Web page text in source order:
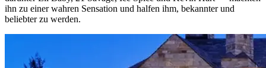
ihn zu einer wahren Sensation und halfen ihm, bekannter und
beliebter zu werden.